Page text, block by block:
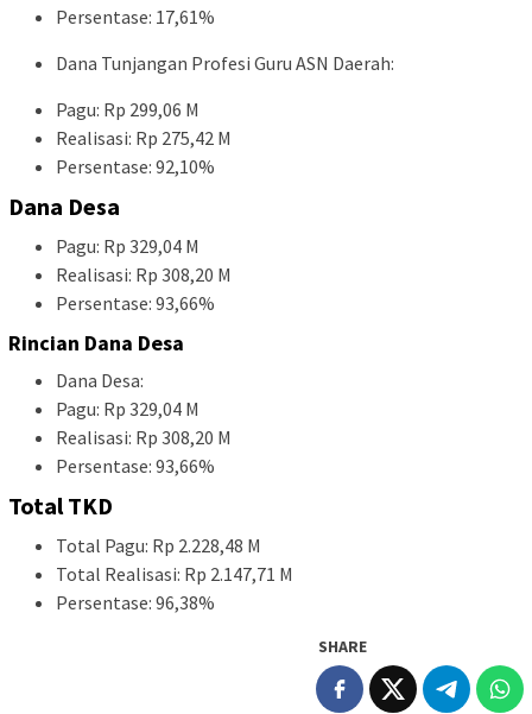
Persentase: 17,61%
Dana Tunjangan Profesi Guru ASN Daerah:
Pagu: Rp 299,06 M
Realisasi: Rp 275,42 M
Persentase: 92,10%
Dana Desa
Pagu: Rp 329,04 M
Realisasi: Rp 308,20 M
Persentase: 93,66%
Rincian Dana Desa
Dana Desa:
Pagu: Rp 329,04 M
Realisasi: Rp 308,20 M
Persentase: 93,66%
Total TKD
Total Pagu: Rp 2.228,48 M
Total Realisasi: Rp 2.147,71 M
Persentase: 96,38%
SHARE